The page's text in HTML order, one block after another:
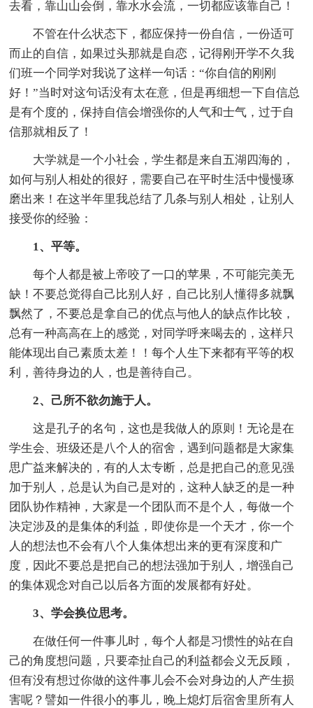
去看，靠山山会倒，靠水水会流，一切都应该靠自己！
不管在什么状态下，都应保持一份自信，一份适可
而止的自信，如果过头那就是自恋，记得刚开学不久我
们班一个同学对我说了这样一句话：“你自信的刚刚
好！”当时对这句话没有太在意，但是再细想一下自信总
是有个度的，保持自信会增强你的人气和士气，过于自
信那就相反了！
大学就是一个小社会，学生都是来自五湖四海的，
如何与别人相处的很好，需要自己在平时生活中慢慢琢
磨出来！在这半年里我总结了几条与别人相处，让别人
接受你的经验：
1、平等。
每个人都是被上帝咬了一口的苹果，不可能完美无
缺！不要总觉得自己比别人好，自己比别人懂得多就飘
飘然了，不要总是拿自己的优点与他人的缺点作比较，
总有一种高高在上的感觉，对同学呼来喝去的，这样只
能体现出自己素质太差！！每个人生下来都有平等的权
利，善待身边的人，也是善待自己。
2、己所不欲勿施于人。
这是孔子的名句，这也是我做人的原则！无论是在
学生会、班级还是八个人的宿舍，遇到问题都是大家集
思广益来解决的，有的人太专断，总是把自己的意见强
加于别人，总是认为自己是对的，这种人缺乏的是一种
团队协作精神，大家是一个团队而不是个人，每做一个
决定涉及的是集体的利益，即使你是一个天才，你一个
人的想法也不会有八个人集体想出来的更有深度和广
度，因此不要总是把自己的想法强加于别人，增强自己
的集体观念对自己以后各方面的发展都有好处。
3、学会换位思考。
在做任何一件事儿时，每个人都是习惯性的站在自
己的角度想问题，只要牵扯自己的利益都会义无反顾，
但有没有想过你做的这件事儿会不会对身边的人产生损
害呢？譬如一件很小的事儿，晚上熄灯后宿舍里所有人